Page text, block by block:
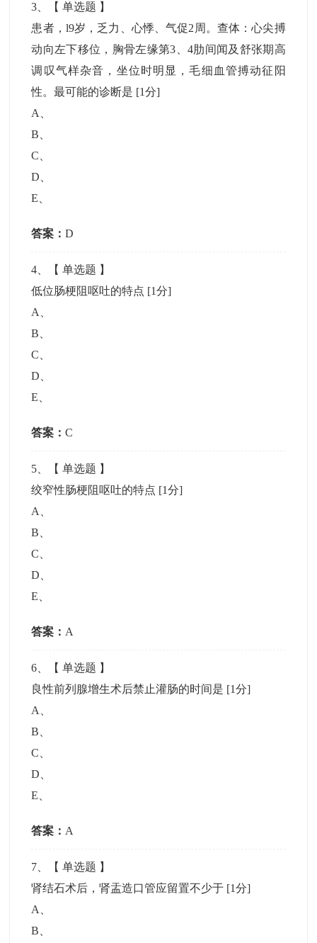
3 、【单选题 】
患者，l9岁，乏力、心悸、气促2周。查体：心尖搏
动向左下移位，胸骨左缘第3、4肋间闻及舒张期高
调叹气样杂音，坐位时明显，毛细血管搏动征阳
性。最可能的诊断是 [1分]
A
B
C
D
E
答案：D
4 、【单选题 】
低位肠梗阻呕吐的特点 [1分]
A
B
C
D
E
答案：C
5 、【单选题 】
绞窄性肠梗阻呕吐的特点 [1分]
A
B
C
D
E
答案： A
6 、【单选题 】
良性前列腺增生术后禁止灌肠的时间是 [1分]
A
B
C
D
E
答案： A
7 、【单选题 】
肾结石术后，肾盂造口管应留置不少于 [1分]
A
B